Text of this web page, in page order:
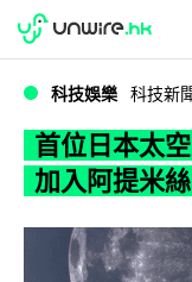
WWDC 2026
科技娛樂 科技新
首位日本太
加入阿提米